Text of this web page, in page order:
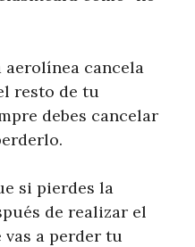
cancela
resto de tu
debes cancelar
si pierdes la
de realizar el
a perder tu